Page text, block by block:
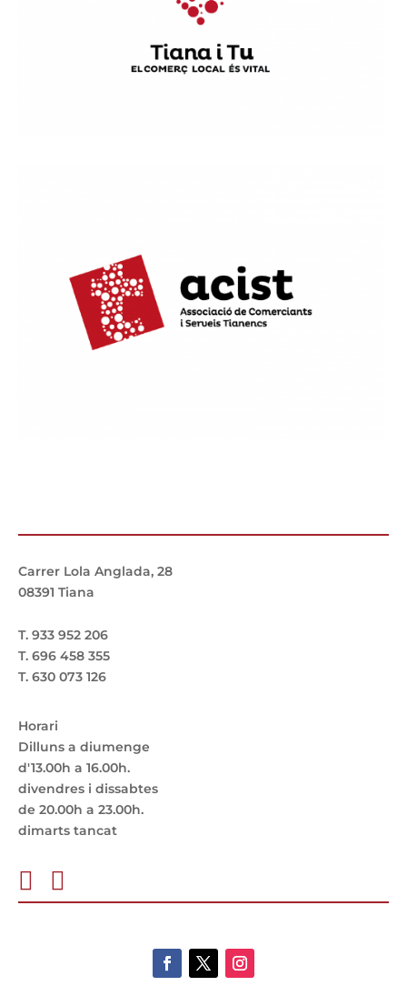
Carrer Lola Anglada, 28
08391 Tiana
T. 933 952 206
T. 696 458 355
T. 630 073 126
Horari
Dilluns a diumenge
d'13.00h a 16.00h.
divendres i dissabtes
de 20.00h a 23.00h.
dimarts tancat